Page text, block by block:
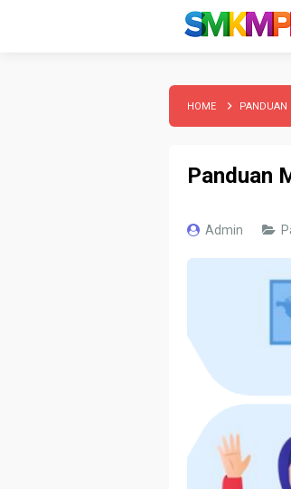
HOME PANDUAN
Panduan
Admin